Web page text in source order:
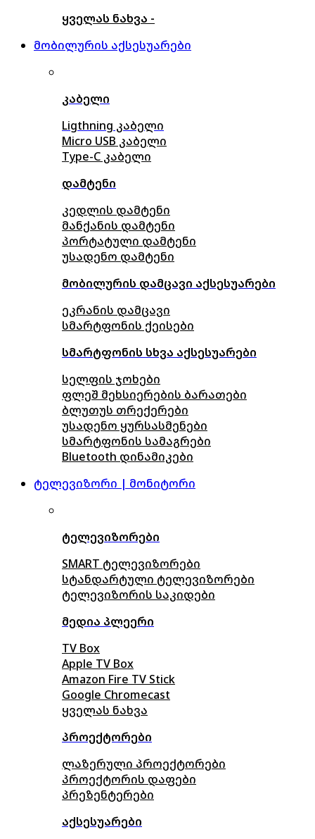
ყველას ნახვა -
მობილურის აქსესუარები
კაბელი
Ligthning კაბელი
Micro USB კაბელი
Type-C კაბელი
დამტენი
კედლის დამტენი
მანქანის დამტენი
პორტატული დამტენი
უსადენო დამტენი
მობილურის დამცავი აქსესუარები
ეკრანის დამცავი
სმარტფონის ქეისები
სმარტფონის სხვა აქსესუარები
სელფის ჯოხები
ფლეშ მეხსიერების ბარათები
ბლუთუს თრექერები
უსადენო ყურსასმენები
სმარტფონის სამაგრები
Bluetooth დინამიკები
ტელევიზორი | მონიტორი
ტელევიზორები
SMART ტელევიზორები
სტანდარტული ტელევიზორები
ტელევიზორის საკიდები
მედია პლეერი
TV Box
Apple TV Box
Amazon Fire TV Stick
Google Chromecast
ყველას ნახვა
პროექტორები
ლაზერული პროექტორები
პროექტორის დაფები
პრეზენტერები
აქსესუარები